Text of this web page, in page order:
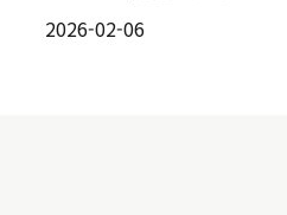
2026-02-06